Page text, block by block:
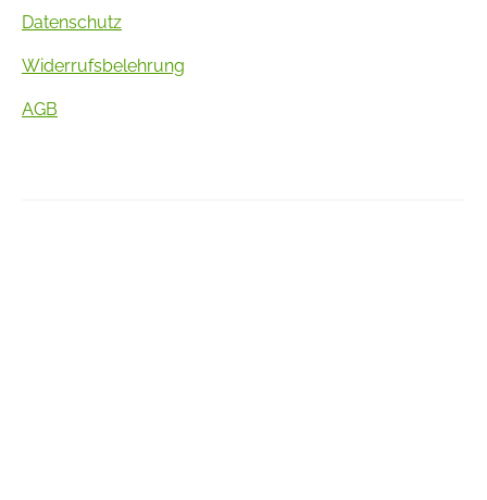
Datenschutz
Widerrufsbelehrung
AGB